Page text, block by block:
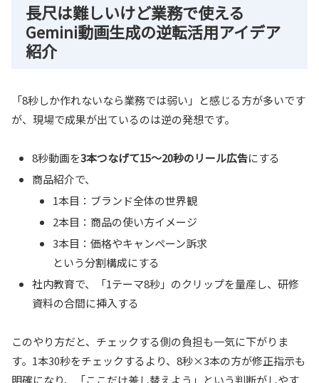
長尺は難しいけど業務で使える
Gemini動画生成の逆転活用アイデア
紹介
「8秒しか作れないなら業務では弱い」と感じる方が多いです
が、現場で成果が出ているのは逆の発想です。
8秒動画を3本つなげて15〜20秒のリール広告にする
商品紹介で、
1本目：ブランド全体の世界観
2本目：商品の使い方イメージ
3本目：価格やキャンペーン訴求
という分割構成にする
社内教育で、「1テーマ8秒」のクリップを量産し、研修
資料の合間に挿入する
このやり方だと、チェックする側の負担も一気に下がりま
す。1本30秒をチェックするより、8秒×3本の方が修正指示も